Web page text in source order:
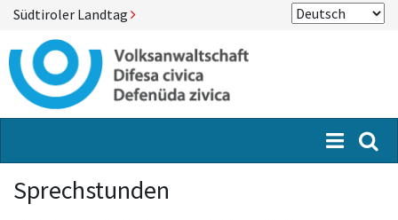
Südtiroler Landtag
Menü
Sprechstunden